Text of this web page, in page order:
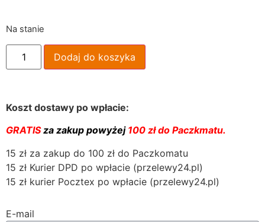
Na stanie
Dodaj do koszyka
Koszt dostawy po wpłacie:
GRATISza zakup powyżej100 zł do Paczkmatu.
15 zł za zakup do 100 zł do Paczkomatu
15 zł Kurier DPD po wpłacie (przelewy24.pl)
15 zł kurier Pocztex po wpłacie (przelewy24.pl)
E-mail